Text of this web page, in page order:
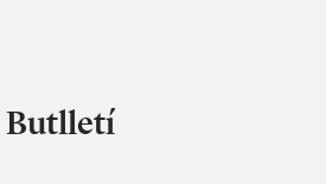
Butlletí